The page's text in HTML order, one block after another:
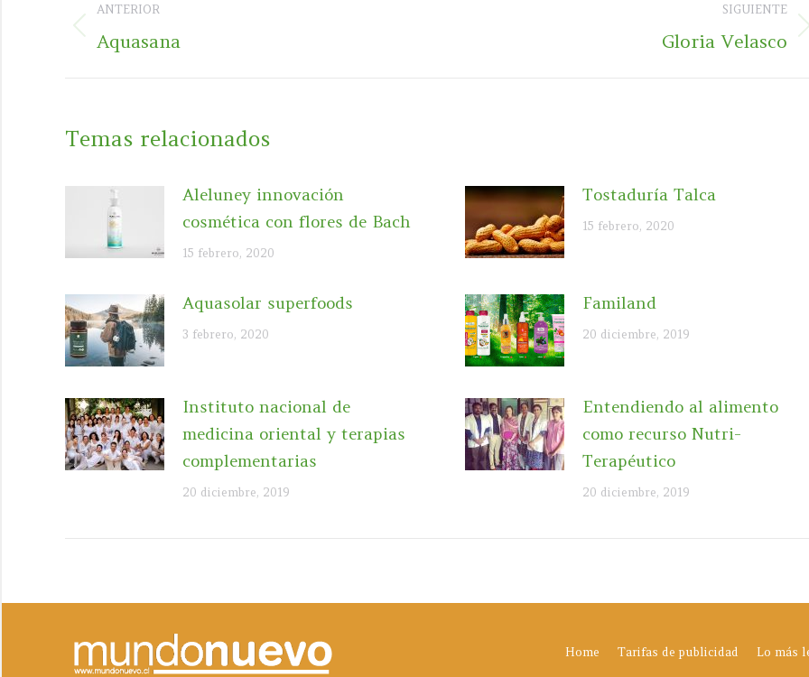
entre
ANTERIOR
Publicación
Aquasana
SIGUIENTE
Gloria Velasco
Temas relacionados
Aleluney innovación
cosmética con flores de Bach
15 febrero, 2020
Tostaduría Talca
15 febrero, 2020
Aquasolar superfoods
3 febrero, 2020
Familand
20 diciembre, 2019
Instituto nacional de
medicina oriental y terapias
complementarias
20 diciembre, 2019
Entendiendo al alimento
como recurso Nutri-
Terapéutico
20 diciembre, 2019
Home Tarifas de publicidad Lo más